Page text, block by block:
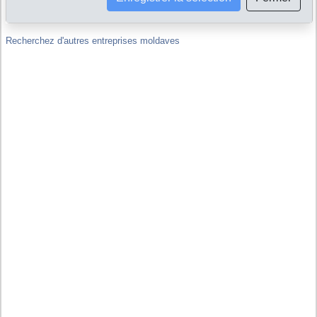
maison-mère d'autres sociétés, y compris hors de Moldavie ?
Recherchez d'autres entreprises moldaves